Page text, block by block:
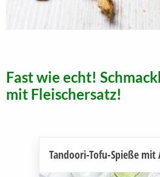
Fast wie echt!
mit Fleischersatz!
Tandoori-Tofu-Spieße mit